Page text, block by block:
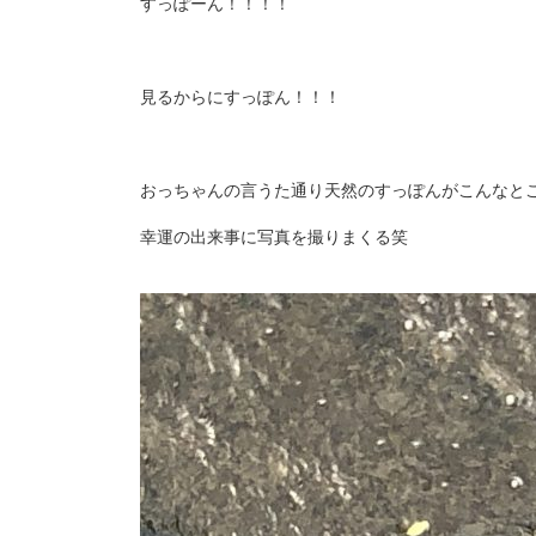
見るからにすっぽん！！！
おっちゃんの言うた通り天然のすっぽんがこんなと
幸運の出来事に写真を撮りまくる笑